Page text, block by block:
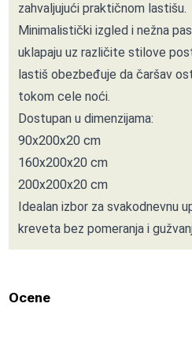
zahvaljujući praktičnom lastišu.
Minimalistički izgled i nežna
uklapaju uz različite stilove
lastiš obezbeđuje da čaršav
tokom cele noći.
Dostupan u dimenzijama:
90x200x20 cm
160x200x20 cm
200x200x20 cm
Idealan izbor za svakodnevnu
kreveta bez pomeranja i
Ocene